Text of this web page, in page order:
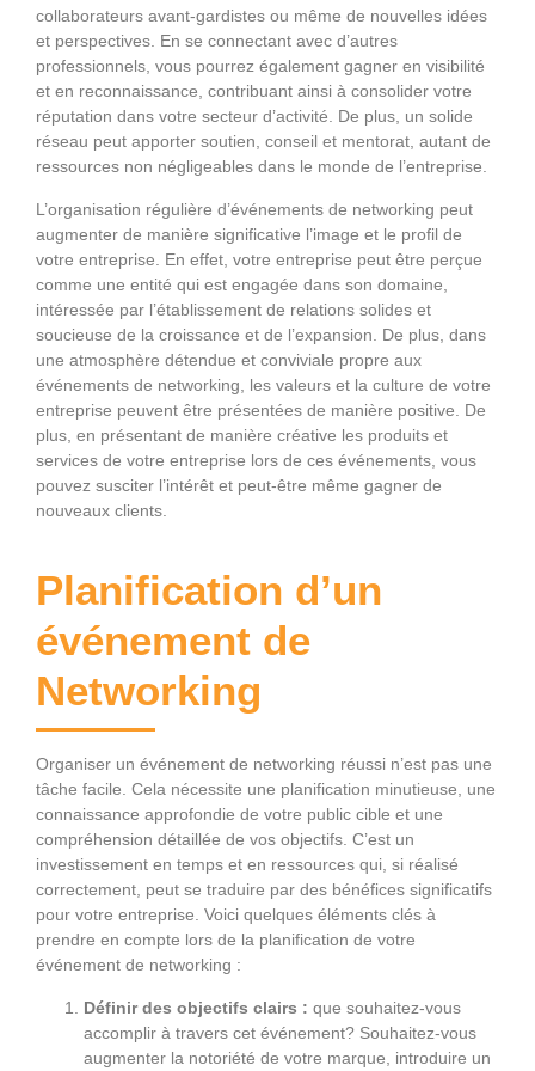
collaborateurs avant-gardistes ou même de nouvelles idées
et perspectives. En se connectant avec d’autres
professionnels, vous pourrez également gagner en visibilité
et en reconnaissance, contribuant ainsi à consolider votre
réputation dans votre secteur d’activité. De plus, un solide
réseau peut apporter soutien, conseil et mentorat, autant de
ressources non négligeables dans le monde de l’entreprise.
L’organisation régulière d’événements de networking peut
augmenter de manière significative l’image et le profil de
votre entreprise. En effet, votre entreprise peut être perçue
comme une entité qui est engagée dans son domaine,
intéressée par l’établissement de relations solides et
soucieuse de la croissance et de l’expansion. De plus, dans
une atmosphère détendue et conviviale propre aux
événements de networking, les valeurs et la culture de votre
entreprise peuvent être présentées de manière positive. De
plus, en présentant de manière créative les produits et
services de votre entreprise lors de ces événements, vous
pouvez susciter l’intérêt et peut-être même gagner de
nouveaux clients.
Planification d’un
événement de
Networking
Organiser un événement de networking réussi n’est pas une
tâche facile. Cela nécessite une planification minutieuse, une
connaissance approfondie de votre public cible et une
compréhension détaillée de vos objectifs. C’est un
investissement en temps et en ressources qui, si réalisé
correctement, peut se traduire par des bénéfices significatifs
pour votre entreprise. Voici quelques éléments clés à
prendre en compte lors de la planification de votre
événement de networking :
Définir des objectifs clairs : que souhaitez-vous
accomplir à travers cet événement? Souhaitez-vous
augmenter la notoriété de votre marque, introduire un